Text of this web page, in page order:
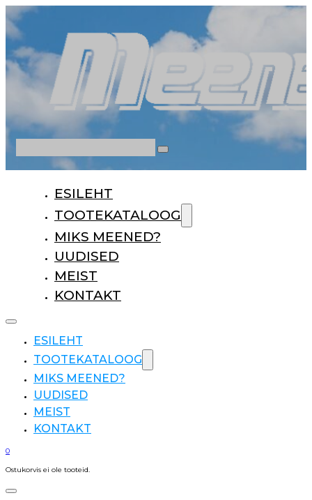
ESILEHT
TOOTEKATALOOG
MIKS MEENED?
UUDISED
MEIST
KONTAKT
ESILEHT
TOOTEKATALOOG
MIKS MEENED?
UUDISED
MEIST
KONTAKT
0
Ostukorvis ei ole tooteid.